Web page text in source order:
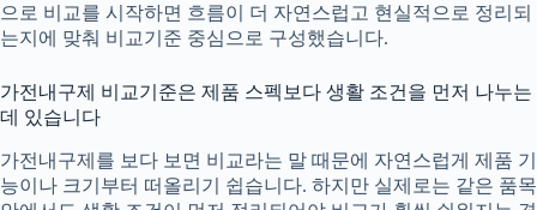
으로 비교를 시작하면 흐름이 더 자연스럽고 현실적으로 정리되
는지에 맞춰 비교기준 중심으로 구성했습니다.
가전내구제 비교기준은 제품 스펙보다 생활 조건을 먼저 나누는
데 있습니다
가전내구제 를 보다 보면 비교라는 말 때문에 자연스럽게 제품 기
능이나 크기부터 떠올리기 쉽습니다. 하지만 실제로는 같은 품목